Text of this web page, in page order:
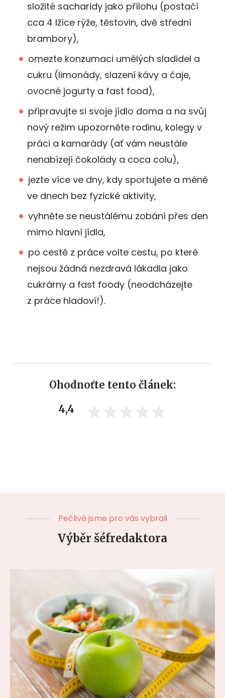
složité sacharidy jako přílohu (postačí
cca 4 lžíce rýže, těstovin, dvě střední
brambory),
omezte konzumaci umělých sladidel a
cukru (limonády, slazení kávy a čaje,
ovocné jogurty a fast food),
připravujte si svoje jídlo doma a na svůj
nový režim upozorněte rodinu, kolegy v
práci a kamarády (ať vám neustále
nenabízejí čokolády a coca colu),
jezte více ve dny, kdy sportujete a méně
ve dnech bez fyzické aktivity,
vyhněte se neustálému zobání přes den
mimo hlavní jídla,
po cestě z práce volte cestu, po které
nejsou žádná nezdravá lákadla jako
cukrárny a fast foody (neodcházejte
z práce hladoví!).
Ohodnoťte tento článek:
4,4
Pečlivě jsme pro vás vybrali
Výběr šéfredaktora